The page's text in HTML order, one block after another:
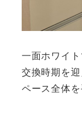
一面ホワイ
交換時期を
ペース全体